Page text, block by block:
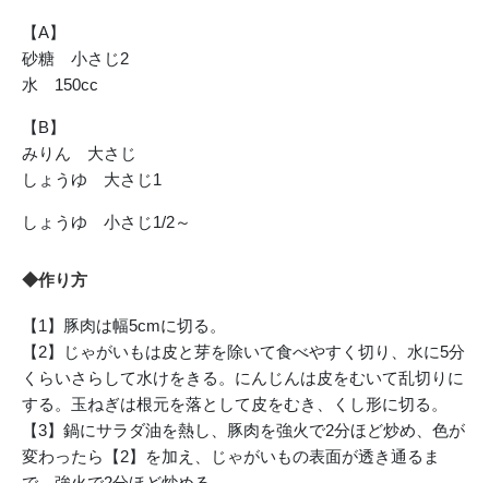
【A】
砂糖 小さじ2
水 150cc
【B】
みりん 大さじ
しょうゆ 大さじ1
しょうゆ 小さじ1/2～
◆作り方
【1】豚肉は幅5cmに切る。
【2】じゃがいもは皮と芽を除いて食べやすく切り、水に5分
くらいさらして水けをきる。にんじんは皮をむいて乱切りに
する。玉ねぎは根元を落として皮をむき、くし形に切る。
【3】鍋にサラダ油を熱し、豚肉を強火で2分ほど炒め、色が
変わったら【2】を加え、じゃがいもの表面が透き通るま